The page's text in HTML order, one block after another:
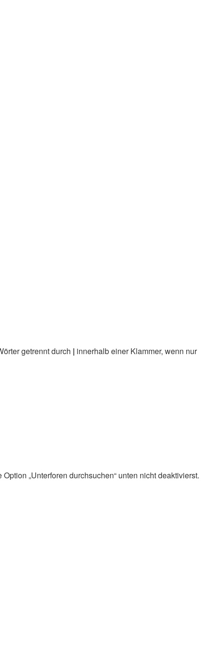
getrennt durch | innerhalb einer Klammer, wenn nur
„Unterforen durchsuchen“ unten nicht deaktivierst.